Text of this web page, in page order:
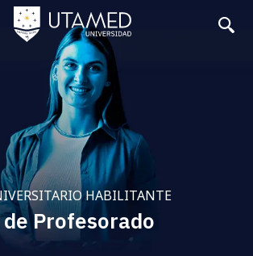
HABILITANTE
Profesorado